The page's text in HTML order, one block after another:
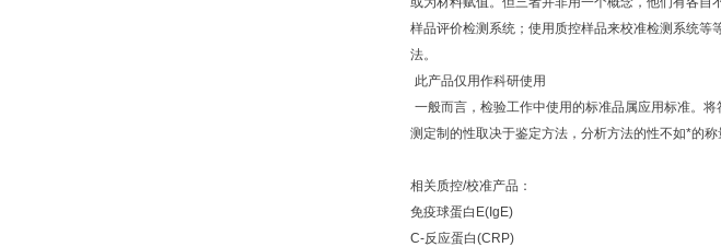
样品评价检测系统；使用质控样品来校准检测系统
法。
此产品仅用作科研使用
一般而言，检验工作中使用的标准品属应用标准。
测定制的性取决于鉴定方法，分析方法的性不如*的
相关质控/校准产品：
免疫球蛋白E(IgE)
C-反应蛋白(CRP)